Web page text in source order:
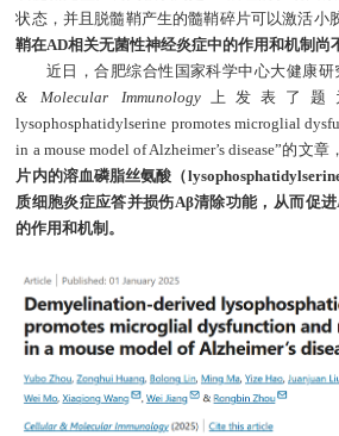
状态，并且脱髓鞘产生的髓鞘碎片可以激活小
鞘在AD相关无菌性神经炎症中的作用和机制尚
近日，合肥综合性国家科学中心大健康
& Molecular Immunology 上发表了题为
lysophosphatidylserine promotes microglial
in a mouse model of Alzheimer’s disease”的文章
片内的溶血磷脂丝氨酸（
质细胞炎症应答并损伤Aβ清除功能，从而促
的作用和机制。